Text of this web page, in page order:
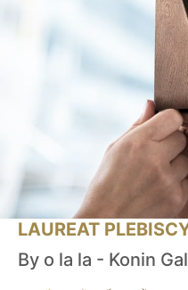
LAUREAT
By o la la - Konin